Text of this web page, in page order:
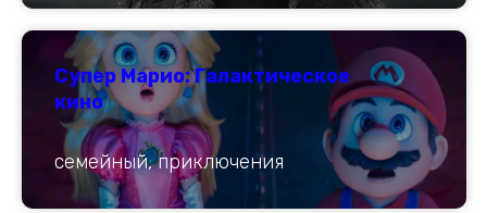
Супер Марио: Галактическое
кино
семейный, приключения